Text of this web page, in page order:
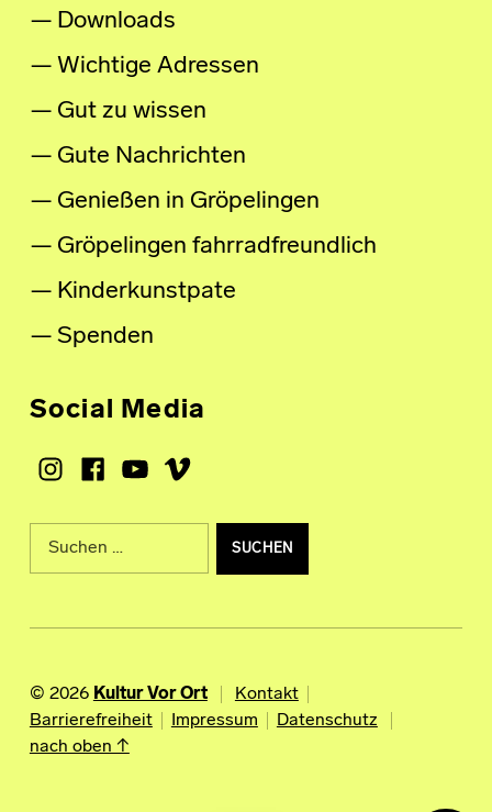
Downloads
Wichtige Adressen
Gut zu wissen
Gute Nachrichten
Genießen in Gröpelingen
Gröpelingen fahrradfreundlich
Kinderkunstpate
Spenden
Social Media
Instagram
Facebook
Youtube
Vimeo
Suche nach:
© 2026 Kultur Vor Ort
Kontakt
Barrierefreiheit
Impressum
Datenschutz
nach oben ↑